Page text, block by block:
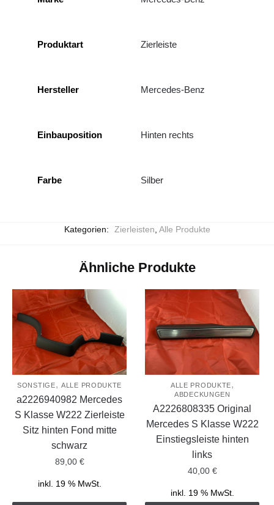
Produktart Zierleiste
Hersteller Mercedes-Benz
Einbauposition Hinten rechts
Farbe Silber
Kategorien: Zierleisten Alle Produkte
Ähnliche Produkte
SONSTIGE,ALLE PRODUKTE
a2226940982 Mercedes
S Klasse W222 Zierleiste
Sitz hinten Fond mitte
schwarz
89,00 €
inkl. 19 % MwSt.
ALLE PRODUKTE,
ABDECKUNGEN
A2226808335 Original
Mercedes S Klasse W222
Einstiegsleiste hinten
links
40,00 €
inkl. 19 % MwSt.